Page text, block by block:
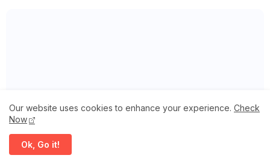
Featured Post
Our website uses cookies to enhance your experience. Check
Now
Ok, Go it!